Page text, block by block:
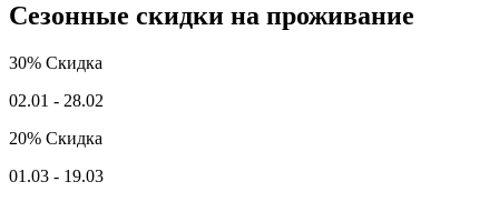
Сезонные скидки на проживание
30% Скидка
02.01 - 28.02
20% Скидка
01.03 - 19.03